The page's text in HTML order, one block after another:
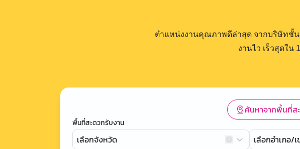
ตำแหน่งงานคุณภาพดีล่าสุด จากบริษัทชั้
งานไว เร็วสุดใ
ค้นหาจากพื้นที่ส
พื้นที่สะดวกรับงาน
เลือกจังหวัด เลือกอำเภอ/